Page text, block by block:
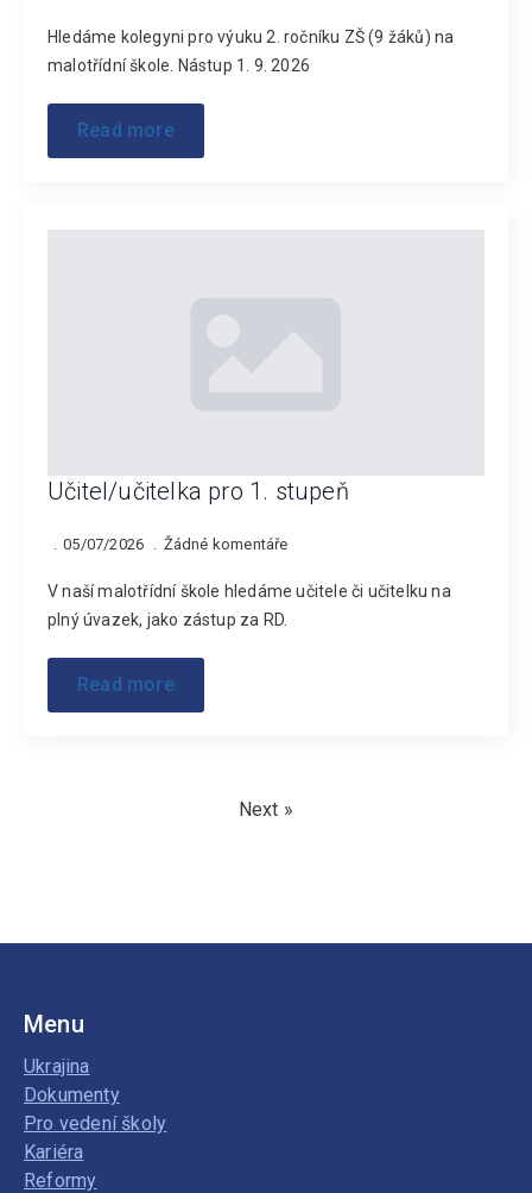
Hledáme kolegyni pro výuku 2. ročníku ZŠ (9 žáků) na
malotřídní škole. Nástup 1. 9. 2026
Read more
Učitel/učitelka pro 1. stupeň
05/07/2026 Žádné komentáře
V naší malotřídní škole hledáme učitele či učitelku na
plný úvazek, jako zástup za RD.
Read more
Next »
Menu
Ukrajina
Dokumenty
Pro vedení školy
Kariéra
Reformy